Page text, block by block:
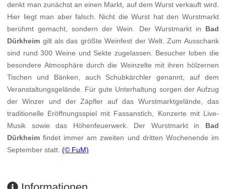
denkt man zunächst an einen Markt, auf dem Wurst verkauft wird.
Hier liegt man aber falsch. Nicht die Wurst hat den Wurstmarkt
berühmt gemacht, sondern der Wein. Der Wurstmarkt in Bad
Dürkheim gilt als das größte Weinfest der Welt. Zum Ausschank
sind rund 300 Weine und Sekte zugelassen. Besucher loben die
besondere Atmosphäre durch die Weinzelte mit ihren hölzernen
Tischen und Bänken, auch Schubkärchler genannt, auf dem
Veranstaltungsgelände. Für gute Unterhaltung sorgen der Aufzug
der Winzer und der Zäpfler auf das Wurstmarktgelände, das
traditionelle Eröffnungsspiel mit Fassanstich, Konzerte mit Live-
Musik sowie das Höhenfeuerwerk. Der Wurstmarkt in Bad
Dürkheim findet immer am zweiten und dritten Wochenende im
September statt.(© FuM)